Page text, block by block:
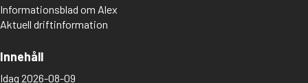
Informationsblad om Alex
Aktuell driftinformation
Innehåll
Idag 2026-08-09